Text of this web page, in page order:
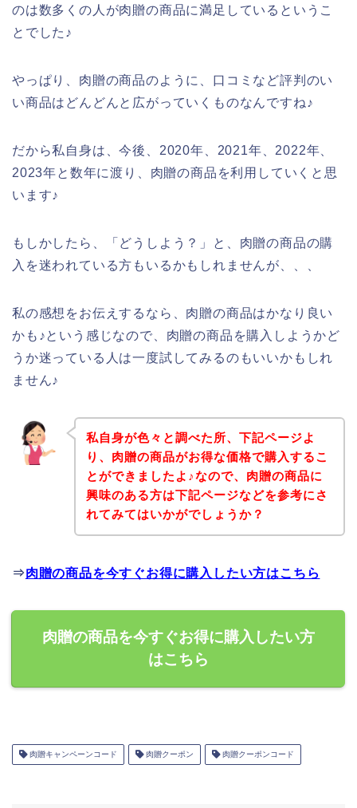
のは数多くの人が肉贈の商品に満足しているというこ
とでした♪
やっぱり、肉贈の商品のように、口コミなど評判のい
い商品はどんどんと広がっていくものなんですね♪
だから私自身は、今後、2020年、2021年、2022年、
2023年と数年に渡り、肉贈の商品を利用していくと思
います♪
もしかしたら、「どうしよう？」と、肉贈の商品の購
入を迷われている方もいるかもしれませんが、、、
私の感想をお伝えするなら、肉贈の商品はかなり良い
かも♪という感じなので、肉贈の商品を購入しようかど
うか迷っている人は一度試してみるのもいいかもしれ
ません♪
私自身が色々と調べた所、下記ページよ
り、肉贈の商品がお得な価格で購入するこ
とができましたよ♪なので、肉贈の商品に
興味のある方は下記ページなどを参考にさ
れてみてはいかがでしょうか？
⇒肉贈の商品を今すぐお得に購入したい方はこちら
肉贈の商品を今すぐお得に購入したい方
はこちら
肉贈キャンペーンコード 肉贈クーポン 肉贈クーポンコード